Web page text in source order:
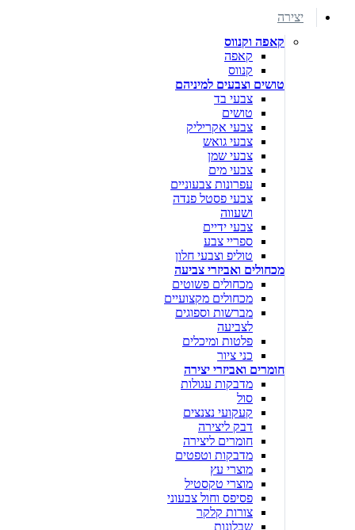
יצירה
קאפה וקנווס
קאפה
קנווס
טושים וצבעים למיניהם
צבעי בד
טושים
צבעי אקריליק
צבעי גואש
צבעי שמן
צבעי מים
עפרונות צבעוניים
צבעי פסטל פנדה
ושעווה
צבעי ידיים
ספריי צבע
טוליפ וצבעי חלון
מכחולים ואביזרי צביעה
מכחולים פשוטים
מכחולים מקצועיים
מברשות וספוגים
לצביעה
פלטות ומיכלים
כני ציור
חומרים ואביזרי יצירה
מדבקות עגולות
סול
קעקועי נצנצים
דבק ליצירה
חומרים ליצירה
מדבקות וטפטים
מוצרי עץ
מוצרי טקסטיל
פסיפס וחול צבעוני
צורות קלקר
שבלונות